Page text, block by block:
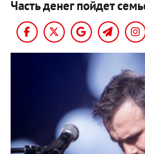
Часть денег пойдет